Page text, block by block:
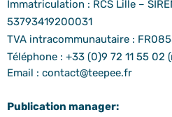
Immatriculation : RCS Lille –
53793419200031
TVA intracommunautaire :
Téléphone : +33 (0)9 72 11 55 02
Email : contact@teepee.fr
Publication manager: